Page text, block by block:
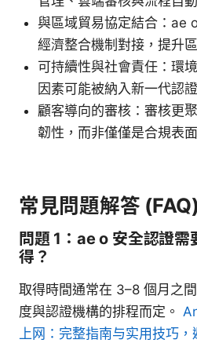
與區域貿易協定結合：ae
經濟整合機制對接，提升
可持續性與社會責任：環
因素可能被納入新一代認
顧客導向的審核：審核更
韌性，而非僅僅是合規表面
常見問題解答 (FAQ)
問題 1：ae o 安全認證
得？
取得時間通常在 3–8 個月之
度與認證機構的排程而定。
上网：完整指南与实用技巧